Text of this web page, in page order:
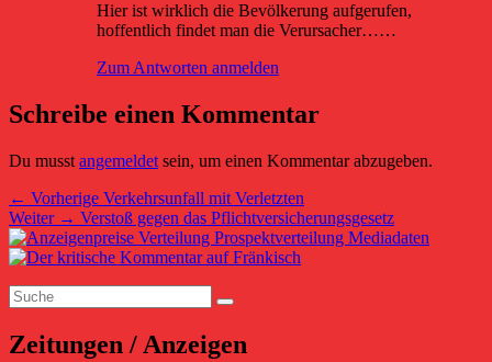
Hier ist wirklich die Bevölkerung aufgerufen,
hoffentlich findet man die Verursacher……
Zum Antworten anmelden
Schreibe einen Kommentar
Du musst angemeldet sein, um einen Kommentar abzugeben.
Beitragsnavigation
← Vorherige Vorheriger
Beitrag:
Verkehrsunfall mit Verletzten
Weiter → Nächster
Beitrag:
Verstoß gegen das Pflichtversicherungsgesetz
Primärer
Seitenleisten-
Widgetbereich
Suchen
nach:
Suchen
Zeitungen / Anzeigen